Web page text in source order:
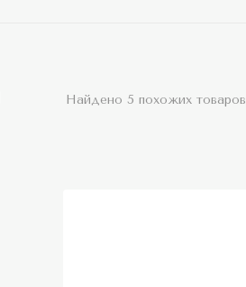
Найдено 5 похожих товаров